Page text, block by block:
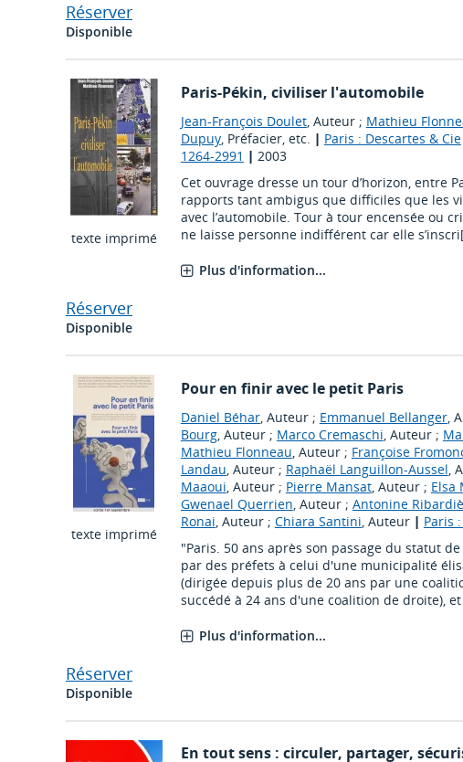
Réserver
Disponible
texte imprimé
Paris-Pékin, civiliser l'automobile
Jean-François Doulet, Auteur ; Mathieu
Dupuy, Préfacier, etc. | Paris : Descartes & Cie
1264-2991 | 2003
Cet ouvrage dresse un tour d’horizon, entre
rapports tant ambigus que difficiles que les
avec l’automobile. Tour à tour encensée ou
ne laisse personne indifférent car elle
Plus d'information...
Réserver
Disponible
texte imprimé
Pour en finir avec le petit Paris
Daniel Béhar, Auteur ; Emmanuel Bellanger,
Bourg, Auteur ; Marco Cremaschi, Auteur ;
Mathieu Flonneau, Auteur ; Françoise
Landau, Auteur ; Raphaël Languillon-Aussel,
Maaoui, Auteur ; Pierre Mansat, Auteur ; Elsa
Gwenael Querrien, Auteur ; Antonine
Ronai, Auteur ; Chiara Santini, Auteur | Paris
"Paris. 50 ans après son passage du statut
par des préfets à celui d'une municipalité
(dirigée depuis plus de 20 ans par une
succédé à 24 ans d'une coalition de droite),
Plus d'information...
Réserver
Disponible
En tout sens : circuler, partager,